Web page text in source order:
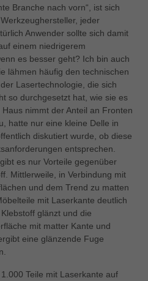
Branche nach vorn“, ist sich
jeder
Anwender sollte sich damit
einem niedrigerem
es besser geht? Ich bin auch
lähmen häufig den technischen
Lasertechnologie, die sich
so durchgesetzt hat, wie sie es
nimmt der Anteil an Fronten
hatte nur eine kleine Delle in
diskutiert wurde, ob diese
entsprechen.
es nur Vorteile gegenüber
Mittlerweile, in Verbindung mit
und dem Trend zu matten
mit Laserkante deutlich
glänzt und die
mit matter Kante und
eine glänzende Fuge
Teile mit Laserkante auf